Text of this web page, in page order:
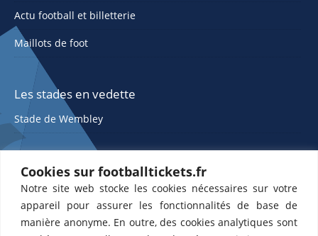
Cookies sur footballtickets.fr
Notre site web stocke les cookies nécessaires sur votre
appareil pour assurer les fonctionnalités de base de
manière anonyme. En outre, des cookies analytiques sont
Actu football et billetterie
Maillots de foot
Les stades en vedette
Stade de Wembley